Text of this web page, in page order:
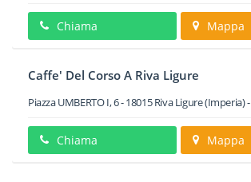
Chiama Mappa
Caffe' Del Corso A Riva Ligure
Piazza UMBERTO I, 6-18015 Riva Ligure(Imperia) -
Chiama Mappa